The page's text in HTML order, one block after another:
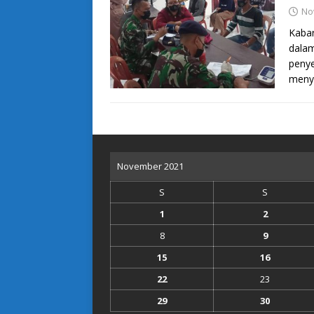
November 2021
S S
1
2
8
9
15
16
22
23
29
30